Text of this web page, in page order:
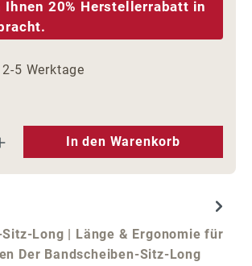
Ihnen 20% Herstellerrabatt in
5 Werktage
Gib den
In den Warenkorb
Sitz-Long | Länge & Ergonomie für
Der Bandscheiben-Sitz-Long